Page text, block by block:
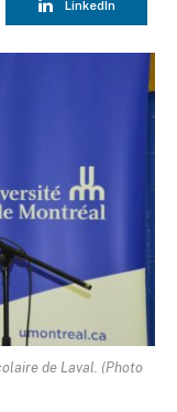
LinkedIn
de Laval. (Photo